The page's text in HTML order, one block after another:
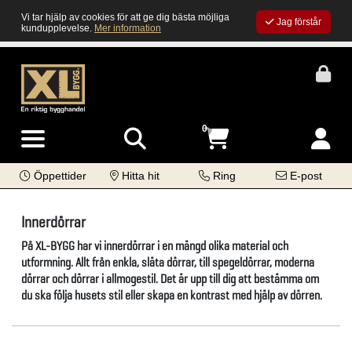
Vi tar hjälp av cookies för att ge dig bästa möjliga
kundupplevelse. Mer information
Jag förstår
0
Öppettider Hitta hit Ring E-post
Innerdörrar
På XL-BYGG har vi innerdörrar i en mängd olika material och
utformning. Allt från enkla, släta dörrar, till spegeldörrar, moderna
dörrar och dörrar i allmogestil. Det är upp till dig att bestämma om
du ska följa husets stil eller skapa en kontrast med hjälp av dörren.